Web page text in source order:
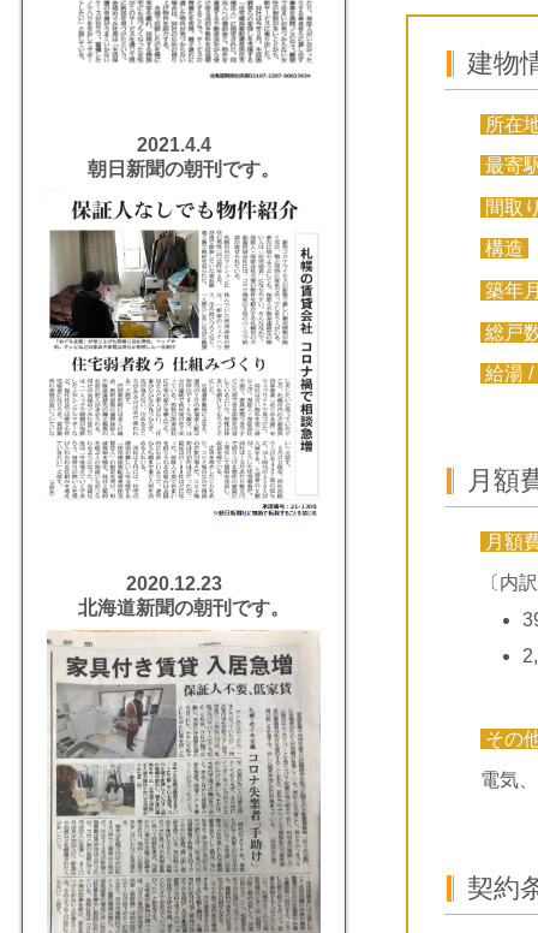
建物
所在
最寄
間取
構造
築年
総戸
給湯
月額
月額
〔内
その
電気
契約
2021.4.4
朝日新聞の朝刊です。
2020.12.23
北海道新聞の朝刊です。